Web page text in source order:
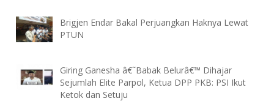
Brigjen Endar Bakal Perjuangkan Haknya Lewat
PTUN
Giring Ganesha â€˜Babak Belurâ€™ Dihajar
Sejumlah Elite Parpol, Ketua DPP PKB: PSI Ikut
Ketok dan Setuju